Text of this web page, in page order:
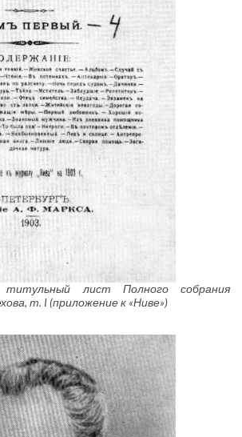
лист Полного собрания
т. I (приложение к «Ниве»)